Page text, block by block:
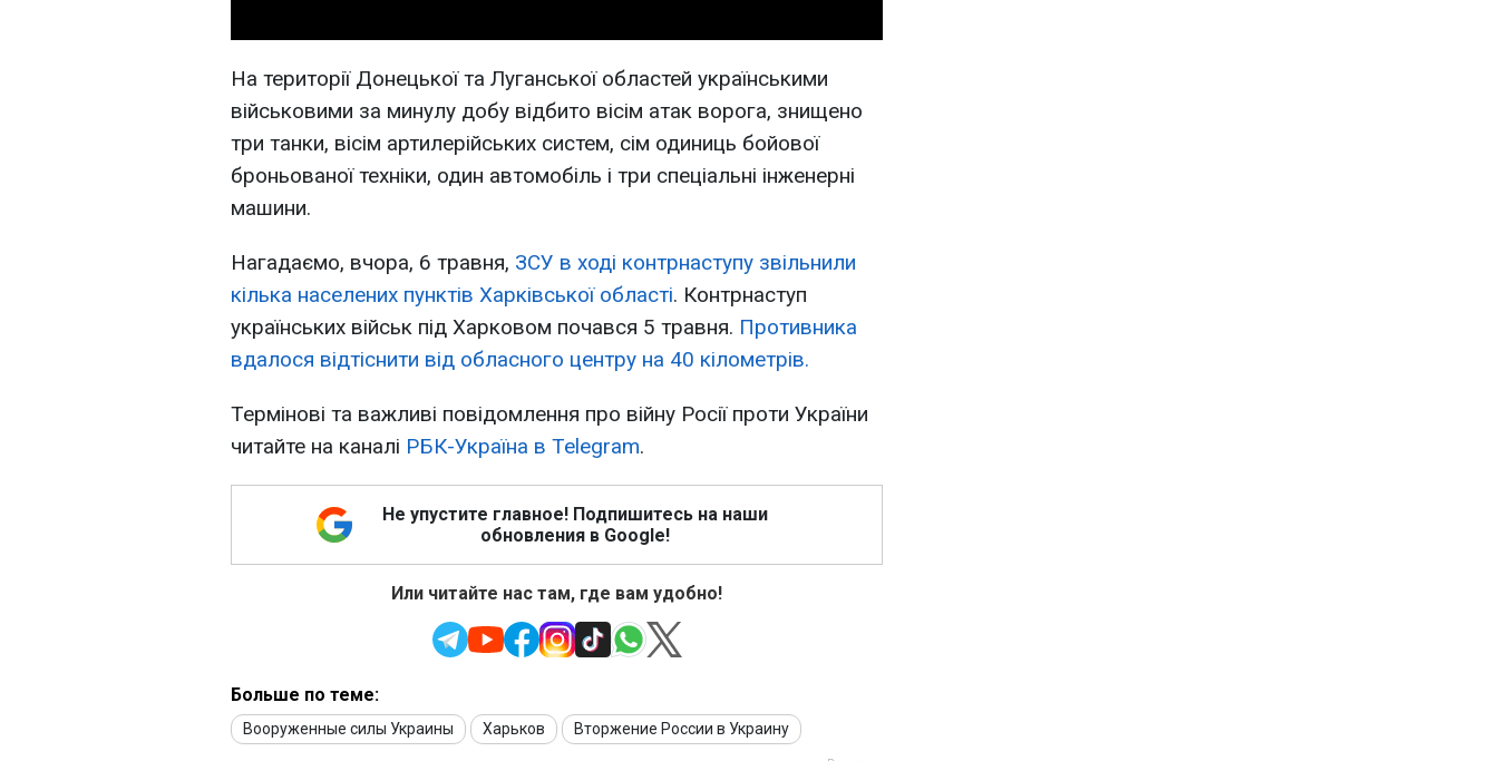
На території Донецької та Луганської областей українськими
військовими за минулу добу відбито вісім атак ворога, знищено
три танки, вісім артилерійських систем, сім одиниць бойової
броньованої техніки, один автомобіль і три спеціальні інженерні
машини.
Нагадаємо, вчора, 6 травня, ЗСУ в ході контрнаступу звільнили
кілька населених пунктів Харківської області. Контрнаступ
українських військ під Харковом почався 5 травня. Противника
вдалося відтіснити від обласного центру на 40 кілометрів.
Термінові та важливі повідомлення про війну Росії проти України
читайте на каналі РБК-Україна в Telegram.
Не упустите главное! Подпишитесь на наши
обновления в Google!
Или читайте нас там, где вам удобно!
Больше по теме:
Вооруженные силы Украины Харьков Вторжение России в Украину